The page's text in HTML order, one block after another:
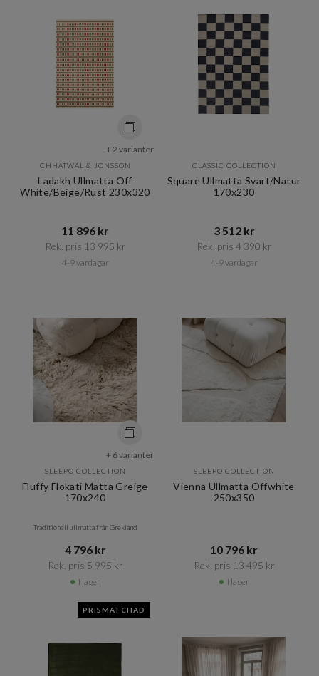
+ 2 varianter
CHHATWAL & JONSSON
Ladakh Ullmatta Off
White/Beige/Rust 230x320
11 896 kr​​
Rek. pris 13 995 kr​​
4-9 vardagar
CLASSIC COLLECTION
Square Ullmatta Svart/Natur
170x230
3 512 kr​​
Rek. pris 4 390 kr​​
4-9 vardagar
+ 6 varianter
SLEEPO COLLECTION
Fluffy Flokati Matta Greige
170x240
Traditionell ullmatta från Grekland
4 796 kr​​
Rek. pris 5 995 kr​​
I lager
SLEEPO COLLECTION
Vienna Ullmatta Offwhite
250x350
10 796 kr​​
Rek. pris 13 495 kr​​
I lager
PRISMATCHAD